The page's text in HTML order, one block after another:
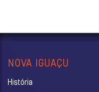
NOVA IGUAÇU
História